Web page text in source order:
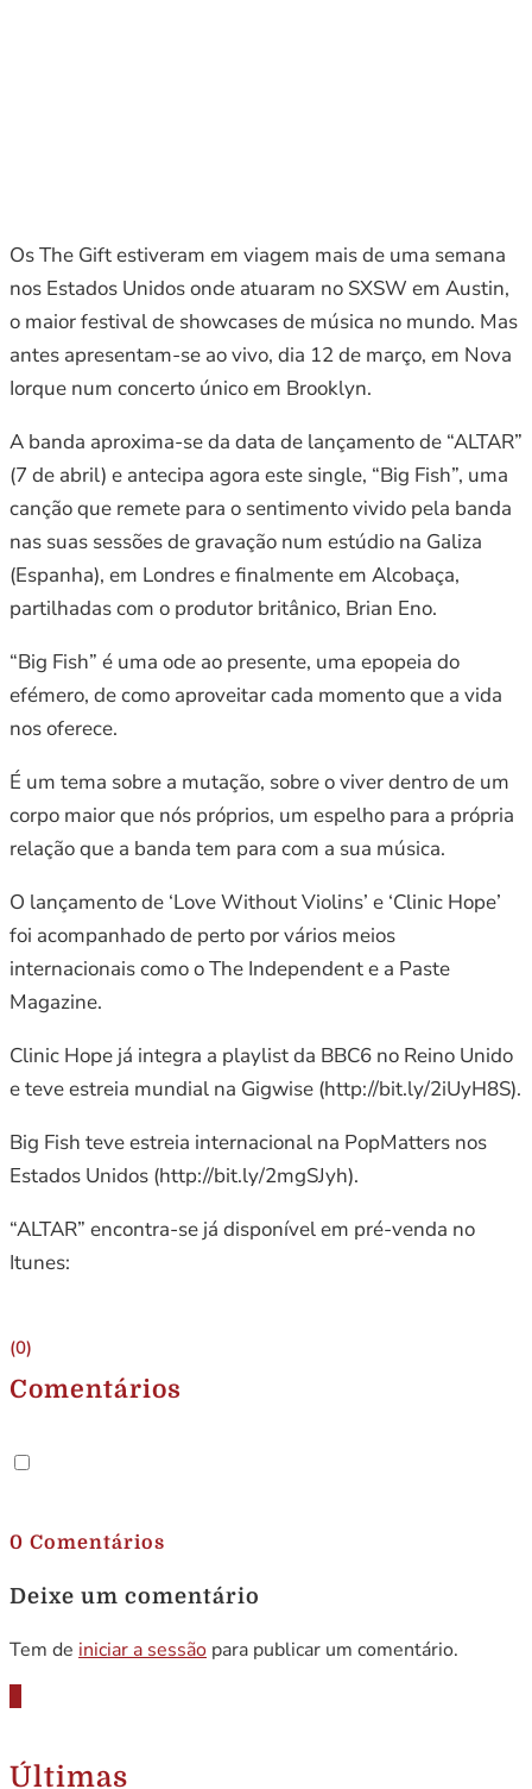
Os The Gift estiveram em viagem mais de uma semana
nos Estados Unidos onde atuaram no SXSW em Austin,
o maior festival de showcases de música no mundo. Mas
antes apresentam-se ao vivo, dia 12 de março, em Nova
Iorque num concerto único em Brooklyn.
A banda aproxima-se da data de lançamento de “ALTAR”
(7 de abril) e antecipa agora este single, “Big Fish”, uma
canção que remete para o sentimento vivido pela banda
nas suas sessões de gravação num estúdio na Galiza
(Espanha), em Londres e finalmente em Alcobaça,
partilhadas com o produtor britânico, Brian Eno.
“Big Fish” é uma ode ao presente, uma epopeia do
efémero, de como aproveitar cada momento que a vida
nos oferece.
É um tema sobre a mutação, sobre o viver dentro de um
corpo maior que nós próprios, um espelho para a própria
relação que a banda tem para com a sua música.
O lançamento de ‘Love Without Violins’ e ‘Clinic Hope’
foi acompanhado de perto por vários meios
internacionais como o The Independent e a Paste
Magazine.
Clinic Hope já integra a playlist da BBC6 no Reino Unido
e teve estreia mundial na Gigwise (http://bit.ly/2iUyH8S).
Big Fish teve estreia internacional na PopMatters nos
Estados Unidos (http://bit.ly/2mgSJyh).
“ALTAR” encontra-se já disponível em pré-venda no
Itunes:
(0)
Comentários
0 Comentários
Deixe um comentário
Tem de iniciar a sessão para publicar um comentário.
Últimas